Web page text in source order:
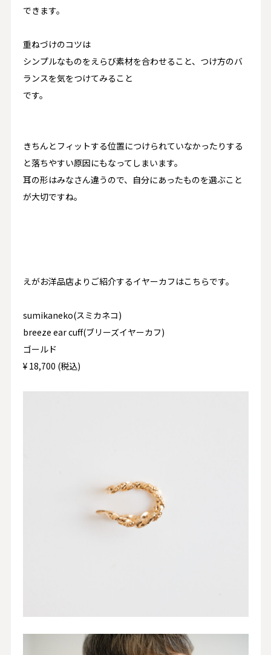
できます。
重ねづけのコツは
シンプルなものをえらび素材を合わせること、つけ方のバ
ランスを気をつけてみること
です。
きちんとフィットする位置につけられていなかったりする
と落ちやすい原因にもなってしまいます。
耳の形はみなさん違うので、自分にあったものを選ぶこと
が大切ですね。
えがお洋品店よりご紹介するイヤーカフはこちらです。
sumikaneko(スミカネコ)
breeze ear cuff(ブリーズイヤーカフ)
ゴールド
¥ 18,700 (税込)